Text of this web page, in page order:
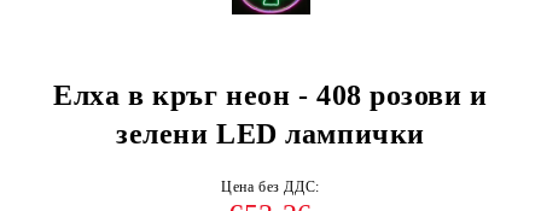
Елха в кръг неон - 408 розови и
зелени LED лампички
Цена без ДДС: